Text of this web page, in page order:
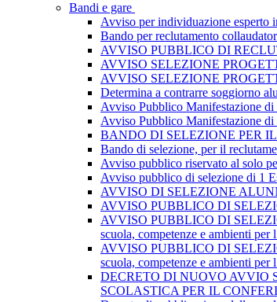
Bandi e gare
Avviso per individuazione esperto
Bando per reclutamento
AVVISO PUBBLICO DI
AVVISO SELEZIONE
AVVISO SELEZIONE
Determina a contrarre soggiorno
Avviso Pubblico Manifestazione
Avviso Pubblico Manifestazione
BANDO DI SELEZIONE PER
Bando di selezione, per il
Avviso pubblico riservato al solo
Avviso pubblico di selezione di 1
AVVISO DI SELEZIONE
AVVISO PUBBLICO DI
AVVISO PUBBLICO DI
scuola, competenze e ambienti per
AVVISO PUBBLICO DI
scuola, competenze e ambienti per
DECRETO DI NUOVO AVVIO
SCOLASTICA PER IL